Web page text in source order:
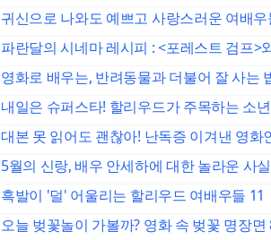
귀신으로 나와도 예쁘고 사랑스러운 여배우
파란달의 시네마 레시피 : <포레스트 검프>
영화로 배우는, 반려동물과 더불어 잘 사는
내일은 슈퍼스타! 할리우드가 주목하는 소
대본 못 읽어도 괜찮아! 난독증 이겨낸 영화
5월의 신랑, 배우 안세하에 대한 놀라운 사
흑발이 '덜' 어울리는 할리우드 여배우들 11
오늘 벚꽃놀이 가볼까? 영화 속 벚꽃 명장면